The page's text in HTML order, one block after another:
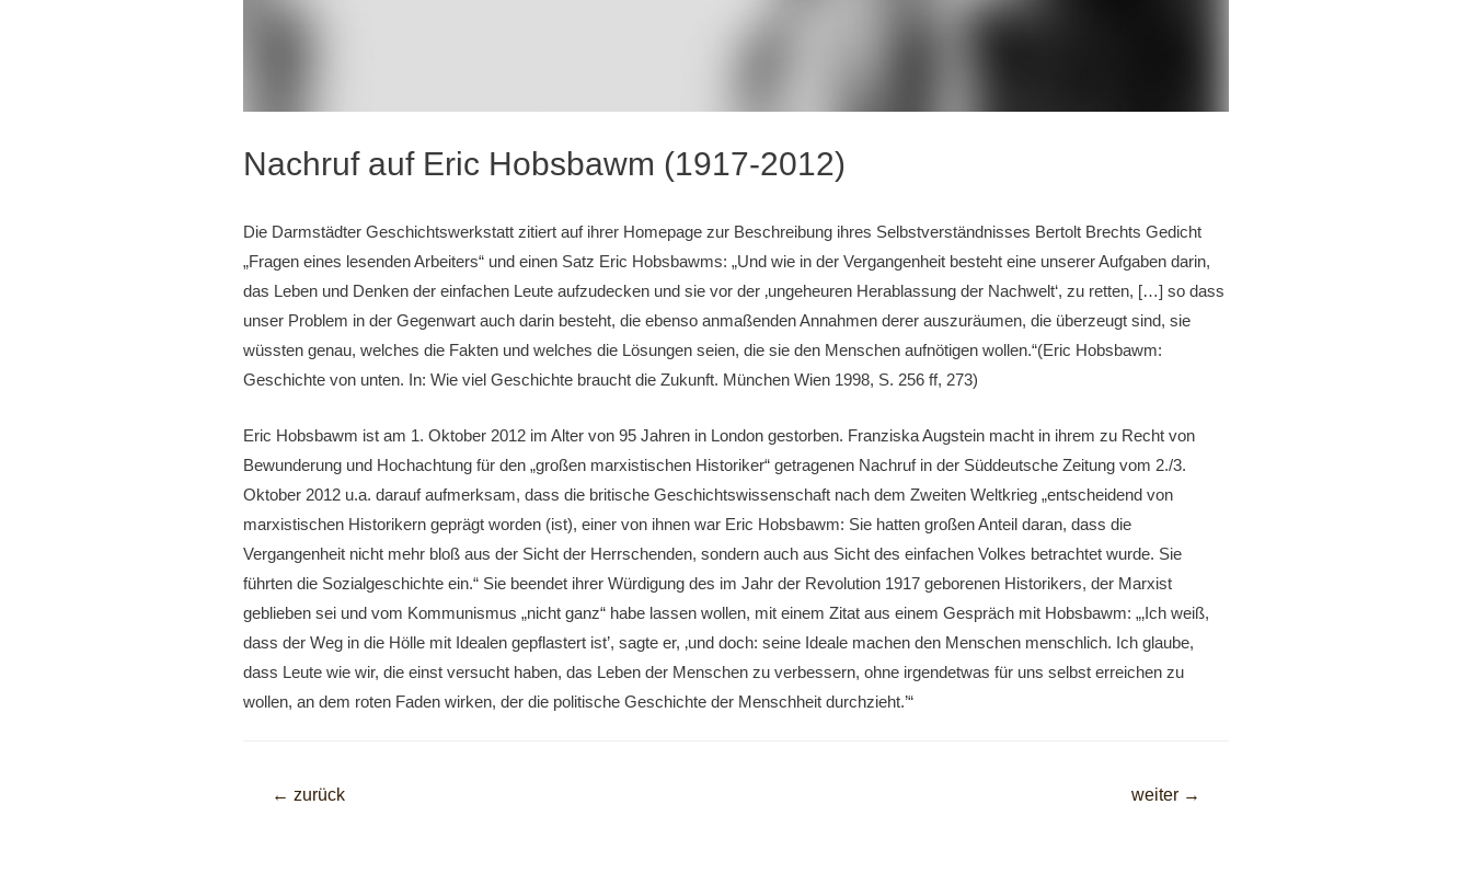
Nachruf auf Eric Hobsbawm (1917-2012)
Die Darmstädter Geschichtswerkstatt zitiert auf ihrer Homepage zur Beschreibung ihres Selbstverständnisses Bertolt Brechts Gedicht
„Fragen eines lesenden Arbeiters“ und einen Satz Eric Hobsbawms: „Und wie in der Vergangenheit besteht eine unserer Aufgaben darin,
das Leben und Denken der einfachen Leute aufzudecken und sie vor der ‚ungeheuren Herablassung der Nachwelt‘, zu retten, […] so dass
unser Problem in der Gegenwart auch darin besteht, die ebenso anmaßenden Annahmen derer auszuräumen, die überzeugt sind, sie
wüssten genau, welches die Fakten und welches die Lösungen seien, die sie den Menschen aufnötigen wollen.“(Eric Hobsbawm:
Geschichte von unten. In: Wie viel Geschichte braucht die Zukunft. München Wien 1998, S. 256 ff, 273)
Eric Hobsbawm ist am 1. Oktober 2012 im Alter von 95 Jahren in London gestorben. Franziska Augstein macht in ihrem zu Recht von
Bewunderung und Hochachtung für den „großen marxistischen Historiker“ getragenen Nachruf in der Süddeutsche Zeitung vom 2./3.
Oktober 2012 u.a. darauf aufmerksam, dass die britische Geschichtswissenschaft nach dem Zweiten Weltkrieg „entscheidend von
marxistischen Historikern geprägt worden (ist), einer von ihnen war Eric Hobsbawm: Sie hatten großen Anteil daran, dass die
Vergangenheit nicht mehr bloß aus der Sicht der Herrschenden, sondern auch aus Sicht des einfachen Volkes betrachtet wurde. Sie
führten die Sozialgeschichte ein.“ Sie beendet ihrer Würdigung des im Jahr der Revolution 1917 geborenen Historikers, der Marxist
geblieben sei und vom Kommunismus „nicht ganz“ habe lassen wollen, mit einem Zitat aus einem Gespräch mit Hobsbawm: „‚Ich weiß,
dass der Weg in die Hölle mit Idealen gepflastert ist’, sagte er, ‚und doch: seine Ideale machen den Menschen menschlich. Ich glaube,
dass Leute wie wir, die einst versucht haben, das Leben der Menschen zu verbessern, ohne irgendetwas für uns selbst erreichen zu
wollen, an dem roten Faden wirken, der die politische Geschichte der Menschheit durchzieht.’“
Beitragsnavigation
← zurück weiter →